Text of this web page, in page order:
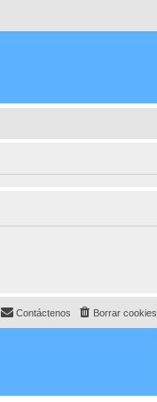
Borrar cookies
Contáctenos